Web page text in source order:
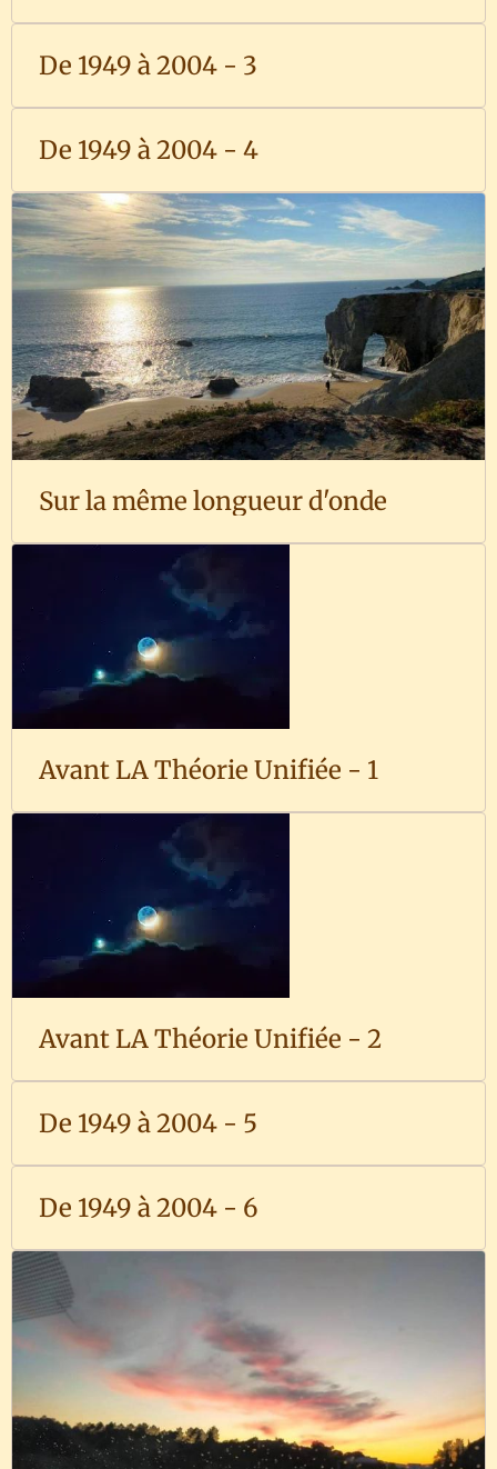
De 1949 à 2004 - 3
De 1949 à 2004 - 4
Sur la même longueur d'onde
Avant LA Théorie Unifiée - 1
Avant LA Théorie Unifiée - 2
De 1949 à 2004 - 5
De 1949 à 2004 - 6